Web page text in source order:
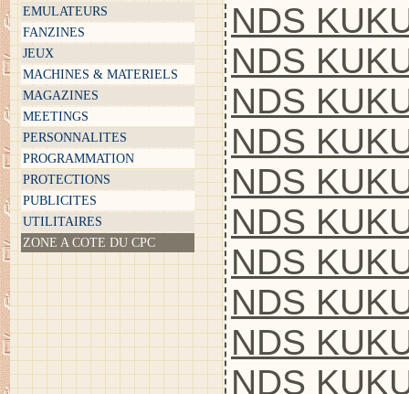
EMULATEURS
FANZINES
JEUX
MACHINES & MATERIELS
MAGAZINES
MEETINGS
PERSONNALITES
PROGRAMMATION
PROTECTIONS
PUBLICITES
UTILITAIRES
ZONE A COTE DU CPC
NDS
NDS
NDS
NDS
NDS
NDS
NDS
NDS
NDS
NDS